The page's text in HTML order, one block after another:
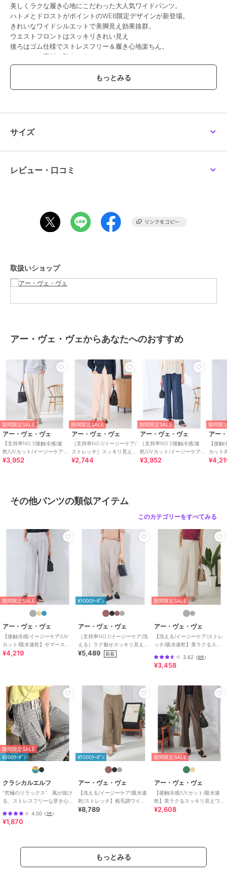
美しくラクな履き心地にこだわった大人気ワイドパンツ。
ハトメとドロストがポイントのWEB限定デザインが新登場。
きれいなワイドシルエットで美脚見え効果抜群。
ウエストフロントはスッキリきれい見え
後ろはゴム仕様でストレスフリー＆履き心地楽ちん。
ストレッチ素材で動きやすくストレスフリー。
センタープレスで脚長効果も。
きちんと見えする素材なので、デイリーから通勤まで活躍間違いな
し。
・ご家庭の洗濯機で洗っていただけます
・ストレッチ素材で履き心地抜群
カジュアルなスウェットやTシャツからフェミニンなニットやブラウ
・スッキリ見えテーパードパンツ：K6LFD70049
・スッキリ見えウエストハトメワイドパンツ：K6LFD71049
・スッキリ見えワイドパンツ：K2LFD03049
・イージーテーパードパンツ：K2LFD04049
です。
厚すぎず薄すぎない生地感でロングシーズン活躍します。
普段ＳサイズかＭサイズを着用していますが Mサイズはお尻周りや丈
など全体的にゆとりがありました。
Ｓでちょうどよかったです。
（スタッフ身長：159cm/着用サイズ：S・M）
--------------------
着用シーズン
伸縮性：あり
光沢感：なし
生地の厚さ：ふつう
-------------------
≪お気に入り登録機能の使い方≫
■商品のお気に入り登録（ハートマークをクリック）
再入荷通知や値下げ等、お得なご案内を受けることができます。
--------------------
実際の色味と異なって見える場合がございます。
商品の色味の目安は商品単体の画像をご参照ください。
※34(XSサイズ)・42(XLサイズ)はWEB・一部限定店舗での販売です。
期間限定セール開催中
ブランド アー・ヴェ・ヴェ
ショップ アー・ヴェ・ヴェ
商品カテゴリ パンツ ／その他パンツ
性別タイプ
レディース
ビー、グレー
サイズ
サイズ
レビュー・口コミ
取扱いショップ
アー・ヴェ・ヴェからあなたへのおすすめ
期間限定SALE
アー・ヴェ・ヴェ
【支持率NO.1/接触冷感/速
乾/UVカット/イージーケア】
スッキリ見えワイドパンツ
¥3,952
期間限定SALE
アー・ヴェ・ヴェ
［支持率NO.1/イージーケア/
ストレッチ］スッキリ見えワ
イドパンツ
¥2,744
期間限定SALE
アー・ヴェ・ヴェ
［支持率NO.1/接触冷感/速
乾/UVカット/イージーケア］
イージーワイドパンツ
¥3,952
期間限
アー
【接
カット/
レッチ
その他パンツの類似アイテム
このカテゴリーをすべてみる
期間限定SALE
アー・ヴェ・ヴェ
【接触冷感/イージーケア/UV
カット/吸水速乾】サマースト
レッチワイドパンツ
¥4,219
¥1000ｸｰﾎﾟﾝ
アー・ヴェ・ヴェ
［支持率NO.1/イージーケア/洗
える］ラク魅せスッキリ見え
ワイドパンツ【WEB限定】
¥5,489 新着
期間限定SALE
アー・ヴェ・ヴェ
【洗える/イージーケア/ストレ
ッチ/吸水速乾】美ラクるスッ
3.62 （8件）
¥3,458
期間限定SALE
¥200ｸｰﾎﾟﾝ
クラシカルエルフ
”究極のリラックス” 風が抜け
る、ストレスフリーな穿き心
ドカーブパンツ
4.00 （1件）
¥1,870
¥1000ｸｰﾎﾟﾝ
アー・ヴェ・ヴェ
【洗える/イージーケア/吸水速
乾/ストレッチ】梳毛調ワイド
パンツ
¥8,789
期間限定SALE
アー・ヴェ・ヴェ
【接触冷感/UVカット/吸水速
乾】美ラクるスッキリ見えワ
イドパンツ
¥2,608
もっとみる